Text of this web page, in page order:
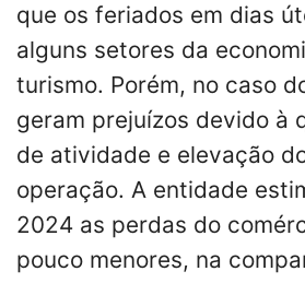
que os feriados em dias
alguns setores da
turismo. Porém, no caso
geram prejuízos devido à
de atividade e elevação
operação. A entidade
2024 as perdas do
pouco menores, na